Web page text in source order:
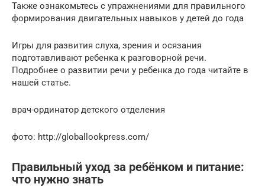
Также ознакомьтесь с упражнениями для правильного
формирования двигательных навыков у детей до года
Игры для развития слуха, зрения и осязания
подготавливают ребенка к разговорной речи.
Подробнее о развитии речи у ребенка до года читайте в
нашей статье.
врач-ординатор детского отделения
фото: http://globallookpress.com/
Правильный уход за ребёнком и питание:
что нужно знать